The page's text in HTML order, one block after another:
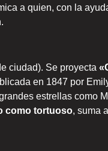
a quien, con la
ciudad). Se proyecta
en 1847 por
estrellas como
como tortuoso, suma